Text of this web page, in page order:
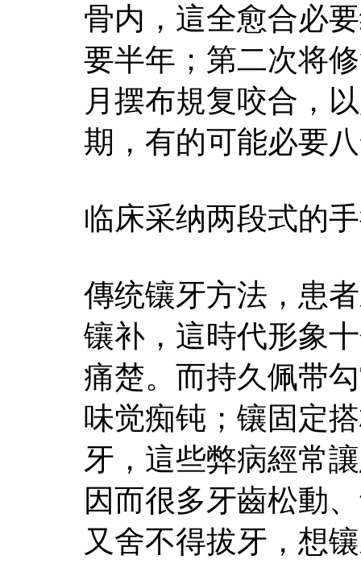
骨内，這全愈合必
要半年；第二次将
月摆布規复咬合，
期，有的可能必要
临床采纳两段式的
傳统镶牙方法，患
镶补，這時代形象
痛楚。而持久佩带
味觉痴钝；镶固定
牙，這些弊病經常
因而很多牙齒松動
又舍不得拔牙，想